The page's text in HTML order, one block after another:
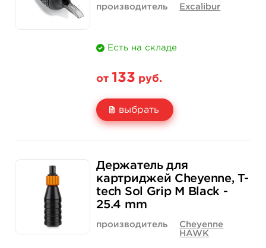
производитель Excalibur
Есть на складе
от 133 руб.
выбрать
Количество
133 руб.
купить купить
Держатель для
картриджей Cheyenne, T-
tech Sol Grip M Black -
25.4 mm
производитель
Cheyenne
HAWK